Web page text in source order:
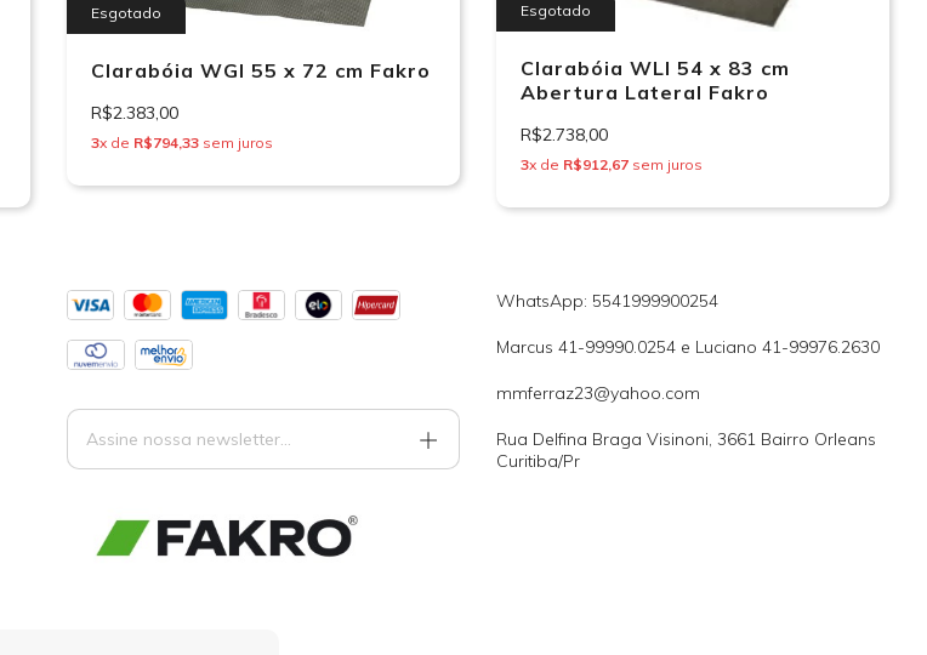
Esgotado
Clarabóia WGI 55 x 72 cm Fakro
R$2.383,00
3x de R$794,33 sem juros
Esgotado
Clarabóia WLI 54 x 83 cm
Abertura Lateral Fakro
R$2.738,00
3x de R$912,67 sem juros
WhatsApp: 5541999900254
Marcus 41-99990.0254 e Luciano 41-99976.2630
mmferraz23@yahoo.com
Rua Delfina Braga Visinoni, 3661 Bairro Orleans
Curitiba/Pr